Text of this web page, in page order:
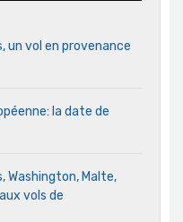
un vol en provenance
la date de
Washington, Malte,
vols de